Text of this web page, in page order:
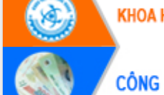
Hội thảo khoa học “Giải pháp thúc đẩy
phát triển nền kinh tế xanh tại tỉnh
Đắk Lắk”
Tăng cường giám sát, đôn đốc thực
hiện nhiệm vụ quản lý tài sản công
hàng tuần